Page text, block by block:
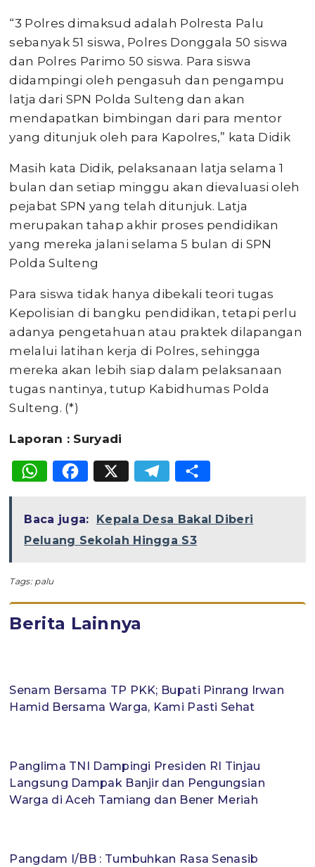
“3 Polres dimaksud adalah Polresta Palu
sebanyak 51 siswa, Polres Donggala 50 siswa
dan Polres Parimo 50 siswa. Para siswa
didampingi oleh pengasuh dan pengampu
latja dari SPN Polda Sulteng dan akan
mendapatkan bimbingan dari para mentor
yang ditunjuk oleh para Kapolres,” kata Didik
Masih kata Didik, pelaksanaan latja selama 1
bulan dan setiap minggu akan dievaluasi oleh
pejabat SPN yang telah ditunjuk. Latja
merupakan tahap akhir proses pendidikan
yang mereka jalani selama 5 bulan di SPN
Polda Sulteng
Para siswa tidak hanya dibekali teori tugas
Kepolisian di bangku pendidikan, tetapi perlu
adanya pengetahuan atau praktek dilapangan
melalui latihan kerja di Polres, sehingga
mereka akan lebih siap dalam pelaksanaan
tugas nantinya, tutup Kabidhumas Polda
Sulteng. (*)
Laporan : Suryadi
WhatsApp
Facebook
X Telegram
Baca juga:
Kepala Desa Bakal Diberi
Peluang Sekolah Hingga S3
Tags: palu
Berita Lainnya
Senam Bersama TP PKK; Bupati Pinrang Irwan
Hamid Bersama Warga, Kami Pasti Sehat
Panglima TNI Dampingi Presiden RI Tinjau
Langsung Dampak Banjir dan Pengungsian
Warga di Aceh Tamiang dan Bener Meriah
Pangdam I/BB : Tumbuhkan Rasa Senasib